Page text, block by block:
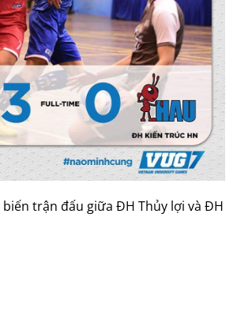
biến trận đấu giữa ĐH Thủy lợi và ĐH